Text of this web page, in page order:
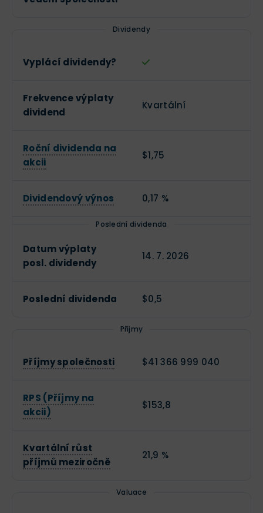
Dividendy
Vyplácí dividendy?
Frekvence výplaty
dividend
Kvartální
Roční dividenda na
akcii
$1,75
Dividendový výnos 0,17 %
Poslední dividenda
Datum výplaty
posl. dividendy
14. 7. 2026
Poslední dividenda $0,5
Příjmy
Příjmy společnosti $41 366 999 040
RPS (Příjmy na
akcii)
$153,8
Kvartální růst
příjmů meziročně
21,9 %
Valuace